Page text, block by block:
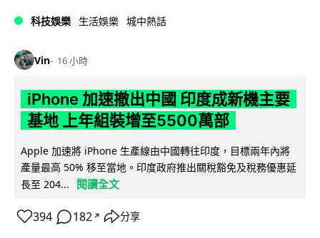
科技娛樂 生活娛樂 城中熱話
Vin 16 小時
iPhone 加速撤出中國 印度成新機主要
基地 上年組裝增至5500萬部
Apple 加速將 iPhone 生產線由中國轉往印度，目標兩年內將
產量最高 50% 移至當地。印度政府推出關稅豁免及稅務優惠延
長至 204...
閱讀全文
394 182 ↗ 分享